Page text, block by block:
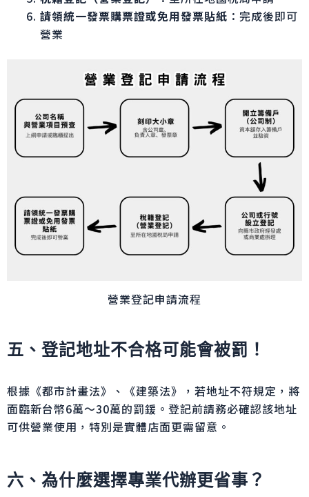
請領統一發票購票證或免用發票貼紙 ：完成後即可
營業
營業登記申請流程
五、登記地址不合格可能會被罰！
根據《都市計畫法》、《建築法》，若地址不符規定，將
面臨新台幣6萬～30萬的罰鍰。登記前請務必確認該地址
可供營業使用，特別是實體店面更需留意。
六、為什麼選擇專業代辦更省事？